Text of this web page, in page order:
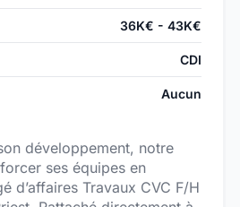
36K€ - 43K€
CDI
Aucun
développement, notre
ses équipes en
d’affaires Travaux CVC F/H